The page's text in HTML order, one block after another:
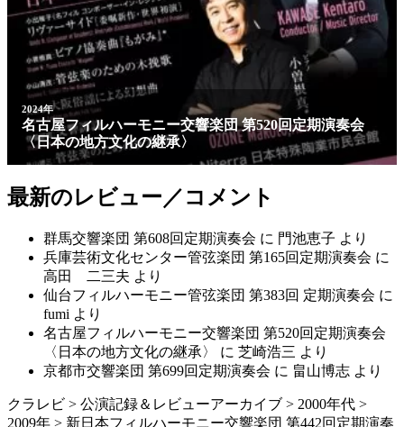
2024年
名古屋フィルハーモニー交響楽団 第520回定期演奏会
〈日本の地方文化の継承〉
最新のレビュー／コメント
群馬交響楽団 第608回定期演奏会 に 門池恵子 より
兵庫芸術文化センター管弦楽団 第165回定期演奏会 に
高田 二三夫 より
仙台フィルハーモニー管弦楽団 第383回 定期演奏会 に
fumi より
名古屋フィルハーモニー交響楽団 第520回定期演奏会
〈日本の地方文化の継承〉
に 芝崎浩三 より
京都市交響楽団 第699回定期演奏会 に 畠山博志 より
クラレビ > 公演記録＆レビューアーカイブ > 2000年代 >
2009年 > 新日本フィルハーモニー交響楽団 第442回定期演奏